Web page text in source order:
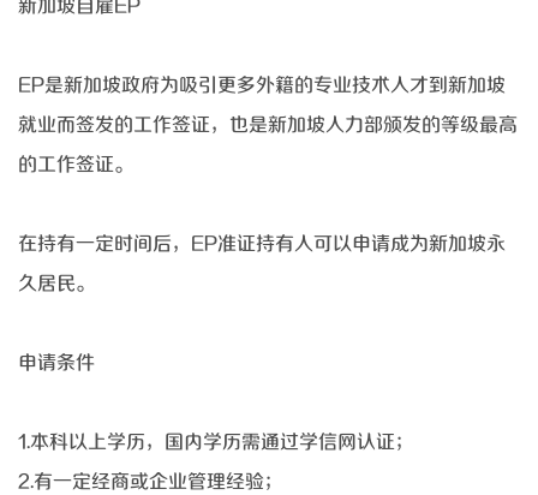
新加坡自雇EP
EP是新加坡政府为吸引更多外籍的专业技术人才到新加坡
就业而签发的工作签证，也是新加坡人力部颁发的等级最高
的工作签证。
在持有一定时间后， EP准证持有人可以申请成为新加坡永
久居民。
申请条件
1.本科以上学历，国内学历需通过学信网认证；
2.有一定经商或企业管理经验；